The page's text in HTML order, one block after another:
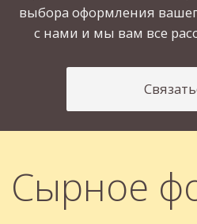
ПЕРЕРАБОТАЛИ
271888
МОЛОКА
Смотреть